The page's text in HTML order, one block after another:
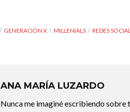
GENERACIÓN X MILLENIALS REDES
ANA MARÍA LUZARDO
Nunca me imaginé escribiendo